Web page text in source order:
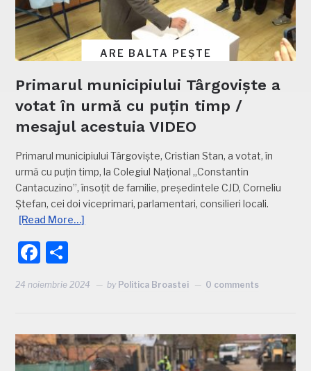
ARE BALTA PEȘTE
Primarul municipiului Târgoviște a
votat în urmă cu puțin timp /
mesajul acestuia VIDEO
Primarul municipiului Târgoviște, Cristian Stan, a votat, în
urmă cu puțin timp, la Colegiul Național „Constantin
Cantacuzino”, însoțit de familie, președintele CJD, Corneliu
Ștefan, cei doi viceprimari, parlamentari, consilieri locali.
[Read More…]
Facebook
24 noiembrie 2024 by Politica Broastei 0 comments